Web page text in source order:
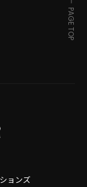
ョンズ
PAGE TOP